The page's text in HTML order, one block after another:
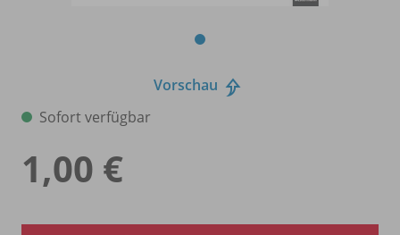
Vorschau
Sofort verfügbar
1,00 €